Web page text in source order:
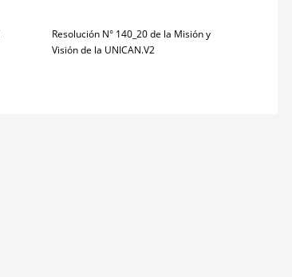
Resolución N° 140_20 de la Misión y
Visión de la UNICAN.V2